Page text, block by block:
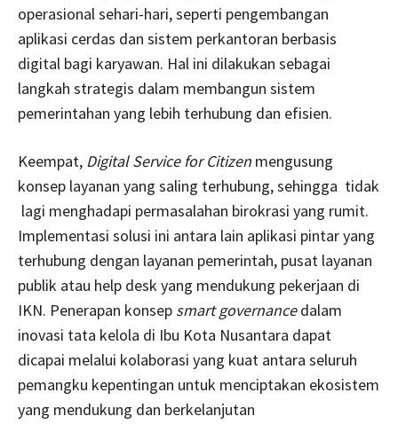
operasional sehari-hari, seperti pengembangan
aplikasi cerdas dan sistem perkantoran berbasis
digital bagi karyawan. Hal ini dilakukan sebagai
langkah strategis dalam membangun sistem
pemerintahan yang lebih terhubung dan efisien.
Keempat, Digital Service for Citizen mengusung
konsep layanan yang saling terhubung, sehingga tidak
lagi menghadapi permasalahan birokrasi yang rumit.
Implementasi solusi ini antara lain aplikasi pintar yang
terhubung dengan layanan pemerintah, pusat layanan
publik atau help desk yang mendukung pekerjaan di
IKN. Penerapan konsep smart governancedalam
inovasi tata kelola di Ibu Kota Nusantara dapat
dicapai melalui kolaborasi yang kuat antara seluruh
pemangku kepentingan untuk menciptakan ekosistem
yang mendukung dan berkelanjutan